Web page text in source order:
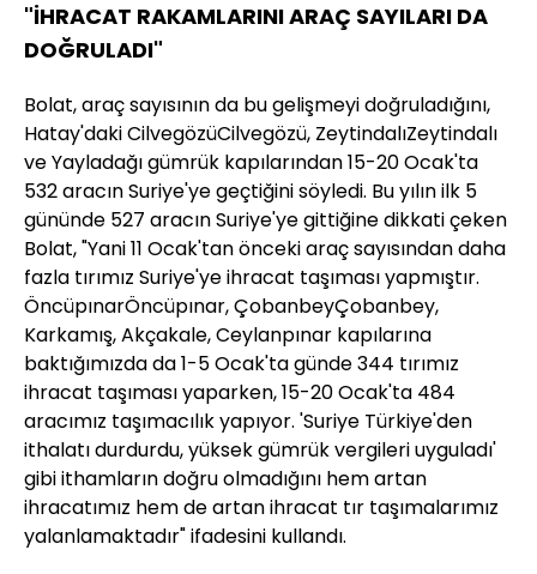
"İHRACAT RAKAMLARINI ARAÇ SAYILARI DA
DOĞRULADI"
Bolat, araç sayısının da bu gelişmeyi doğruladığını,
Hatay'daki CilvegözüCilvegözü, ZeytindalıZeytindalı
ve Yayladağı gümrük kapılarından 15-20 Ocak'ta
532 aracın Suriye'ye geçtiğini söyledi. Bu yılın ilk 5
gününde 527 aracın Suriye'ye gittiğine dikkati çeken
Bolat, "Yani 11 Ocak'tan önceki araç sayısından daha
fazla tırımız Suriye'ye ihracat taşıması yapmıştır.
ÖncüpınarÖncüpınar, ÇobanbeyÇobanbey,
Karkamış, Akçakale, Ceylanpınar kapılarına
baktığımızda da 1-5 Ocak'ta günde 344 tırımız
ihracat taşıması yaparken, 15-20 Ocak'ta 484
aracımız taşımacılık yapıyor. 'Suriye Türkiye'den
ithalatı durdurdu, yüksek gümrük vergileri uyguladı'
gibi ithamların doğru olmadığını hem artan
ihracatımız hem de artan ihracat tır taşımalarımız
yalanlamaktadır" ifadesini kullandı.